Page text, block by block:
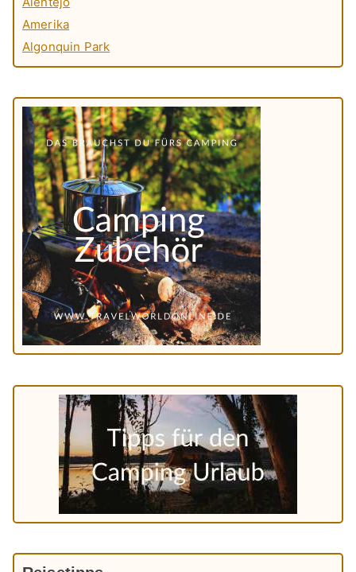
Amerika
Algonquin Park